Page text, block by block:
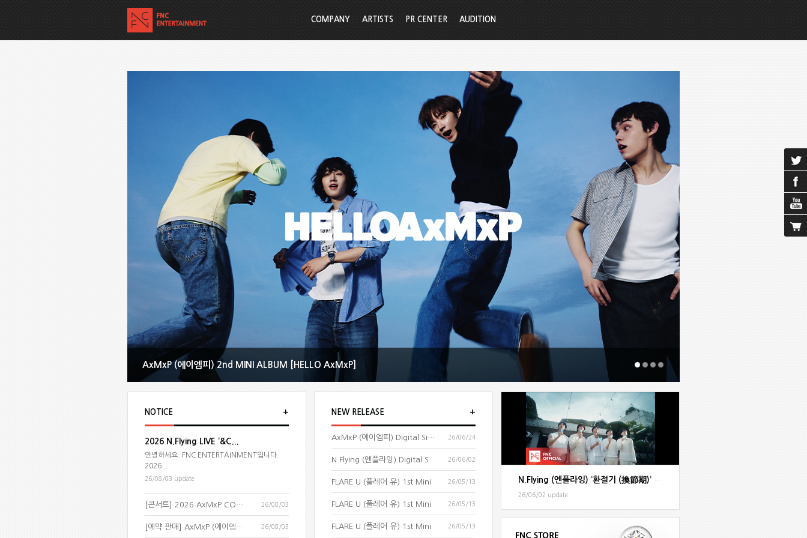
COMPANY ARTISTS PR CENTER AUDITION
AxMxP (에이엠피) 2nd MINI ALBUM [HELLO AxMxP]
NOTICE
2026 N.Flying LIVE ‘&C...
안녕하세요. FNC ENTERTAINMENT입니다.
2026 ..
26/08/03 update
[콘서트] 2026 AxMxP CONCERT 26/08/03
[예약 판매] AxMxP (에이엠피) 2nd 26/08/03
+ NEW RELEASE
AxMxP (에이엠피) Digital Sing 26/06/24
N.Flying (엔플라잉) Digital S 26/06/02
FLARE U (플레어 유) 1st Mini 26/05/13
FLARE U (플레어 유) 1st Mini 26/05/13
FLARE U (플레어 유) 1st Mini 26/05/13
+
N.Flying (엔플라잉) ‘환절기 (換節期)’ MV
26/06/02 update